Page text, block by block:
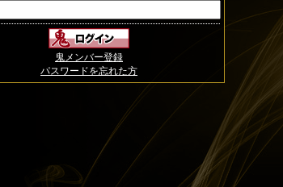
鬼メンバー登録
パスワードを忘れた方